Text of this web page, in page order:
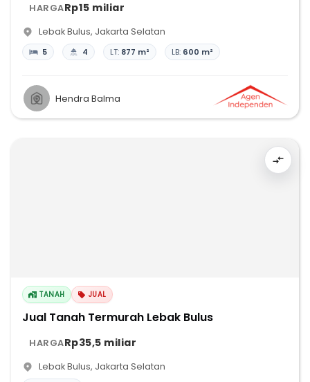
HARGARp15 miliar
Lebak Bulus, Jakarta Selatan
5 4 LT: 877 m² LB: 600 m²
Hendra Balma
TANAH JUAL
Jual Tanah Termurah Lebak Bulus
HARGARp35,5 miliar
Lebak Bulus, Jakarta Selatan